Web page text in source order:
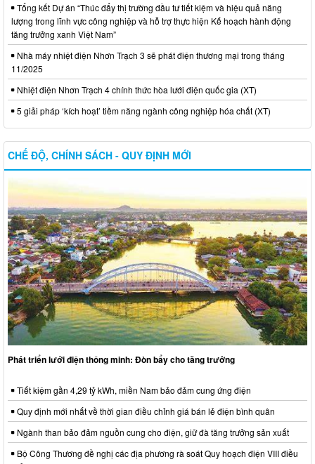
Tổng kết Dự án “Thúc đẩy thị trường đầu tư tiết kiệm và hiệu quả năng
lượng trong lĩnh vực công nghiệp và hỗ trợ thực hiện Kế hoạch hành động
tăng trưởng xanh Việt Nam”
Nhà máy nhiệt điện Nhơn Trạch 3 sẽ phát điện thương mại trong tháng
11/2025
Nhiệt điện Nhơn Trạch 4 chính thức hòa lưới điện quốc gia (XT)
5 giải pháp ‘kích hoạt’ tiềm năng ngành công nghiệp hóa chất (XT)
CHẾ ĐỘ, CHÍNH SÁCH - QUY ĐỊNH MỚI
Phát triển lưới điện thông minh: Đòn bẩy cho tăng trưởng
Tiết kiệm gần 4,29 tỷ kWh, miền Nam bảo đảm cung ứng điện
Quy định mới nhất về thời gian điều chỉnh giá bán lẻ điện bình quân
Ngành than bảo đảm nguồn cung cho điện, giữ đà tăng trưởng sản xuất
Bộ Công Thương đề nghị các địa phương rà soát Quy hoạch điện VIII điều